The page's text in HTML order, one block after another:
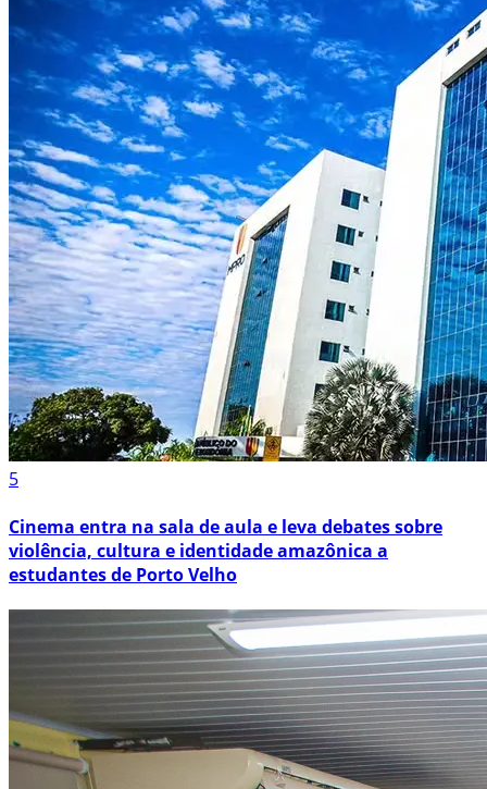
5
Cinema entra na sala de aula e leva debates sobre
violência, cultura e identidade amazônica a
estudantes de Porto Velho